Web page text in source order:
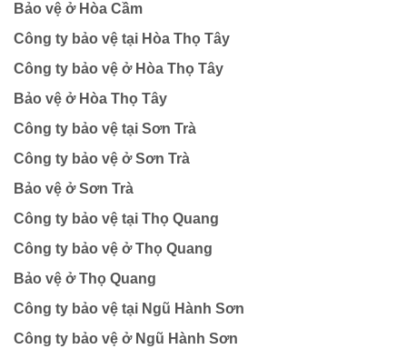
Bảo vệ ở Hòa Cầm
Công ty bảo vệ tại Hòa Thọ Tây
Công ty bảo vệ ở Hòa Thọ Tây
Bảo vệ ở Hòa Thọ Tây
Công ty bảo vệ tại Sơn Trà
Công ty bảo vệ ở Sơn Trà
Bảo vệ ở Sơn Trà
Công ty bảo vệ tại Thọ Quang
Công ty bảo vệ ở Thọ Quang
Bảo vệ ở Thọ Quang
Công ty bảo vệ tại Ngũ Hành Sơn
Công ty bảo vệ ở Ngũ Hành Sơn